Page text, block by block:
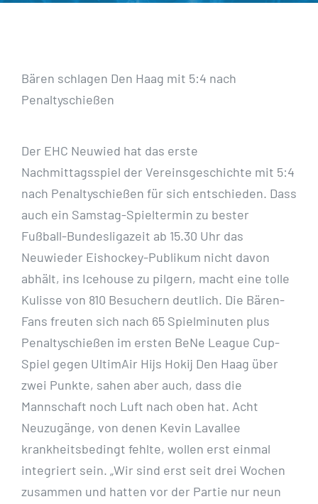
Bären schlagen Den Haag mit 5:4 nach
Penaltyschießen
Der EHC Neuwied hat das erste
Nachmittagsspiel der Vereinsgeschichte mit 5:4
nach Penaltyschießen für sich entschieden. Dass
auch ein Samstag-Spieltermin zu bester
Fußball-Bundesligazeit ab 15.30 Uhr das
Neuwieder Eishockey-Publikum nicht davon
abhält, ins Icehouse zu pilgern, macht eine tolle
Kulisse von 810 Besuchern deutlich. Die Bären-
Fans freuten sich nach 65 Spielminuten plus
Penaltyschießen im ersten BeNe League Cup-
Spiel gegen UltimAir Hijs Hokij Den Haag über
zwei Punkte, sahen aber auch, dass die
Mannschaft noch Luft nach oben hat. Acht
Neuzugänge, von denen Kevin Lavallee
krankheitsbedingt fehlte, wollen erst einmal
integriert sein. „Wir sind erst seit drei Wochen
zusammen und hatten vor der Partie nur neun